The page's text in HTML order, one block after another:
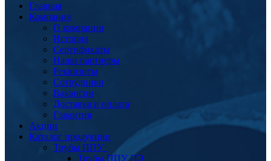
Главная
Компания
О компании
История
Сертификаты
Наши партнеры
Реквизиты
Сотрудники
Вакансии
Доставка и оплата
Гарантия
Акции
Каталог продукции
Трубы ППУ
Трубы ППУ ПЭ